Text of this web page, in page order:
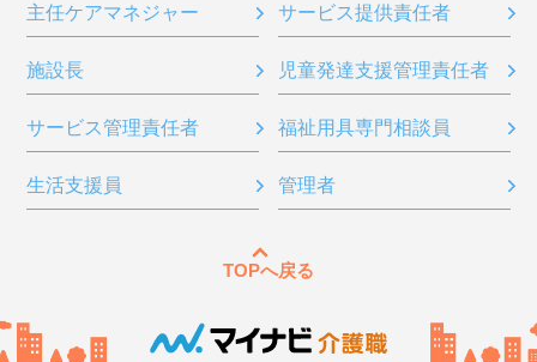
主任ケアマネジャー サービス提供責任者
施設長 児童発達支援管理責任者
サービス管理責任者 福祉用具専門相談員
生活支援員 管理者
TOPへ戻る